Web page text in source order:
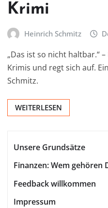
Krimi
Heinrich Schmitz
„Das ist so nicht haltbar.“
Krimis und regt sich auf.
Schmitz.
WEITERLESEN
Unsere Grundsätze
Finanzen: Wem gehören
Feedback willkommen
Impressum